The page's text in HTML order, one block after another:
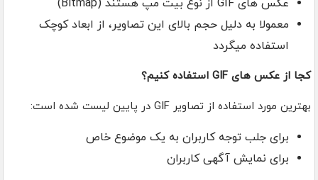
عکس های GIF از نوع بیت مپ هستند (Bitmap)
معمولا به دلیل حجم بالای این تصاویر، از ابعاد کوچک
استفاده میگردد
کجا از عکس های GIF استفاده کنیم؟
بهترین مورد استفاده از تصاویر GIF در پایین لیست شده است:
برای جلب توجه کاربران به یک موضوع خاص
برای نمایش آگهی کاربران